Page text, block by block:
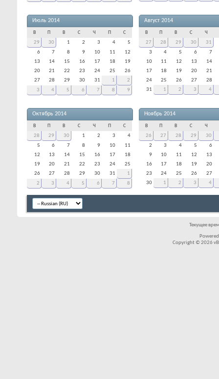
Июль 2014
В В С Ч С
29 30 1 2 3 4
5
6
7 8 9 10 11
12
13
14 15 16 17 18
19
20
21 22 23 24 25
26
27
28 29 30 31 1
2
3
4 5 6 7 8 9
Август 2014
В В С Ч
27 28 29 30
31
3
4 5 6
7
10
11 12 13
14
17
18 19 20
21
24
25 26 27
28
31
1 2 3 4
Октябрь 2014
В В С Ч С
28 29 30 1 2 3
4
5
6 7 8 9 10
11
12
13 14 15 16 17
18
19
20 21 22 23 24
25
26
27 28 29 30 31
1
2
3 4 5 6 7 8
Ноябрь 2014
В В С Ч
26 27 28 29
30
2
3 4 5
6
9
10 11 12
13
16
17 18 19
20
23
24 25 26
27
30
1 2 3 4
Текущее
Copyright © 2026